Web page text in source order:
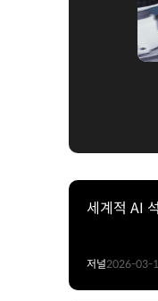
세계적 AI
저널2026-03-